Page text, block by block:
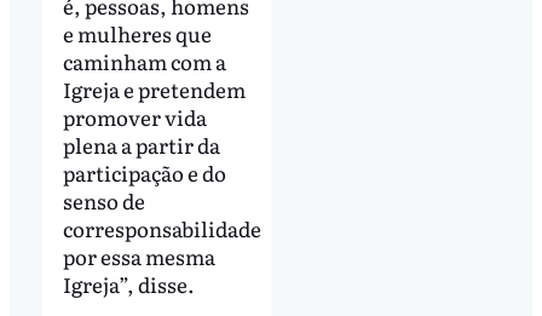
e mulheres que
caminham com a
Igreja e pretendem
promover vida
plena a partir da
participação e do
senso de
corresponsabilidade
por essa mesma
Igreja”, disse.